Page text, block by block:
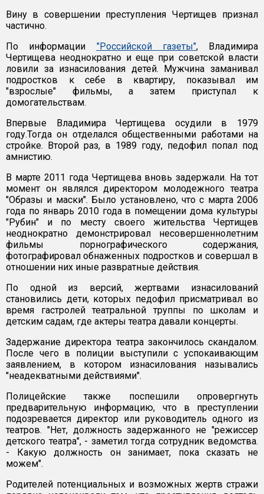
Вину в совершении преступления Чертищев признал
частично.
По информации "Российской газеты", Владимира
Чертищева неоднократно и еще при советской власти
ловили за изнасилования детей. Мужчина заманивал
подростков к себе в квартиру, показывал им
"взрослые" фильмы, а затем приступал к
домогательствам.
Впервые Владимира Чертищева осудили в 1979
году.Тогда он отделался общественными работами на
стройке. Второй раз, в 1989 году, педофил попал под
амнистию.
В марте 2011 года Чертищева вновь задержали. На тот
момент он являлся директором молодежного театра
"Образы и маски". Было установлено, что с марта 2006
года по январь 2010 года в помещении дома культуры
"Рубин" и по месту своего жительства Чертищев
неоднократно демонстрировал несовершеннолетним
фильмы порнографического содержания,
фотографировал обнаженных подростков и совершал в
отношении них иные развратные действия.
По одной из версий, жертвами изнасилований
становились дети, которых педофил присматривал во
время гастролей театральной труппы по школам и
детским садам, где актеры театра давали концерты.
Задержание директора театра закончилось скандалом.
После чего в полиции выступили с успокаивающим
заявлением, в котором изнасилования назывались
"неадекватными действиями".
Полицейские также поспешили опровергнуть
предварительную информацию, что в преступлении
подозревается директор или руководитель одного из
театров. "Нет, должность задержанного не "режиссер
детского театра", - заметил тогда сотрудник ведомства.
- Какую должность он занимает, пока сказать не
можем".
Родителей потенциальных и возможных жертв стражи